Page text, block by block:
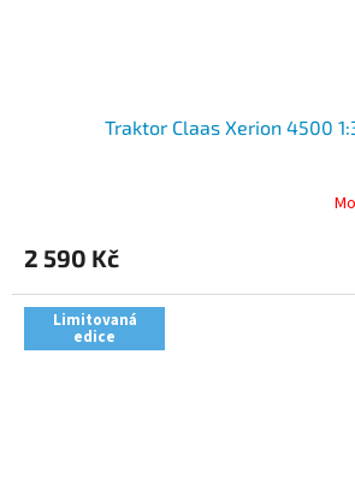
Traktor Claas Xerion 4500
2 590 Kč
Limitovaná
edice